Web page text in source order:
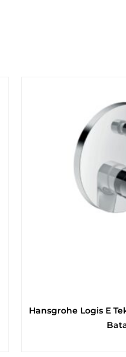
Hansgrohe Logis E